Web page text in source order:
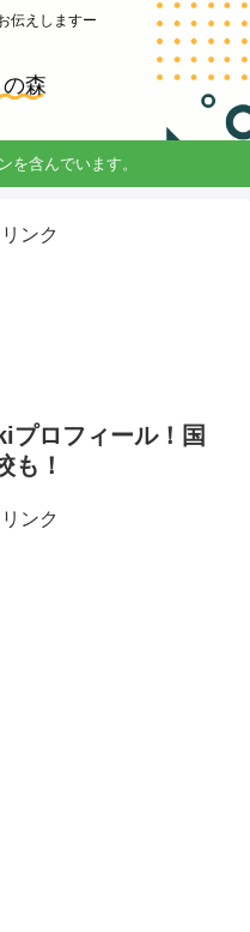
伝えしますー
森
を含んでいます。
ンク
プロフィール！国
も！
ンク